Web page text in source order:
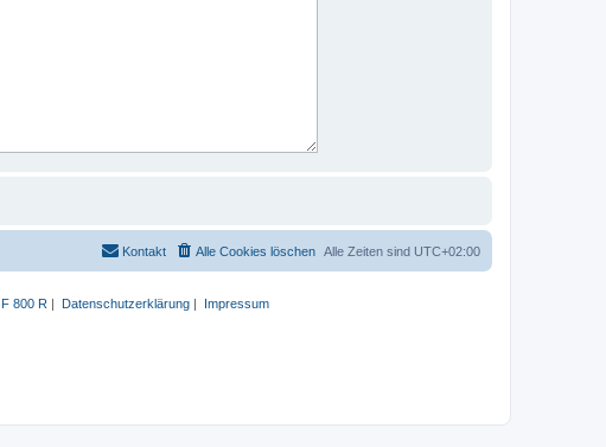
Alle Zeiten sind UTC+02:00
Alle Cookies löschen
Kontakt
F 800 R | Datenschutzerklärung| Impressum